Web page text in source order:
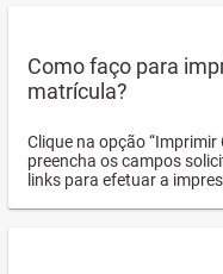
Como faço para
matrícula?
Clique na opção
preencha os campos
links para efetuar a